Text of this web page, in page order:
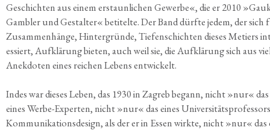
Geschich­ten aus einem erstaun­li­chen Gewer­be«, die er 2010
Gam­bler und Gestal­ter« beti­tel­te. Der Band dürf­te jedem, der sich
Zusam­men­hän­ge, Hin­ter­grün­de, Tie­fen­schich­ten die­ses Metiers
es­siert, Auf­klä­rung bie­ten, auch weil sie, die Auf­klä­rung sich aus
Anek­do­ten eines rei­chen Lebens entwickelt.
Indes war die­ses Leben, das 1930 in Zagreb begann, nicht »nur« das
eines Wer­be-Exper­ten, nicht »nur« das eines
Kom­mu­ni­ka­ti­ons­de­sign, als der er in Essen wirk­te, nicht »nur« das